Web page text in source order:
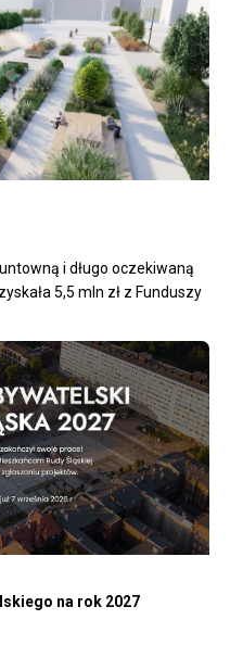
i długo oczekiwaną
5,5 mln zł z Funduszy
na rok 2027